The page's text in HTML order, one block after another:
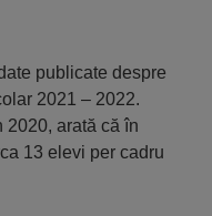
publicate despre
2021 – 2022.
arată că în
13 elevi per cadru